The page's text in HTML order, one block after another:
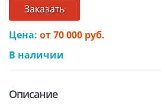
Заказать
Цена: от 70 000 руб.
В наличии
Описание